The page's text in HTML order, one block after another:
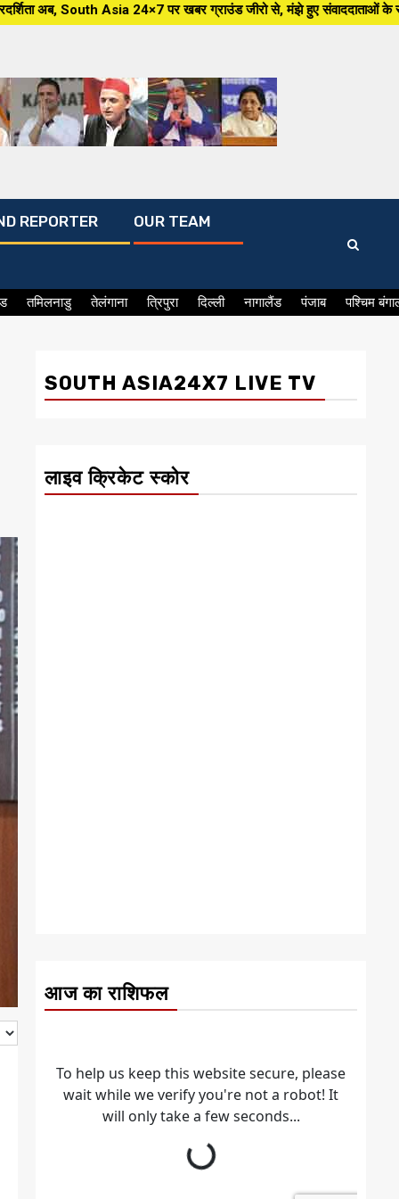
24×7 पर खबर ग्राउंड जीरो से, मंझे हुए संवाददाताओं के साथ,हर जन
REPORTER OUR TEAM
तमिलनाडु तेलंगाना त्रिपुरा दिल्ली नागालैंड पंजाब पश्चिम
SOUTH ASIA24X7 LIVE TV
लाइव क्रिकेट स्कोर
आज का राशिफल